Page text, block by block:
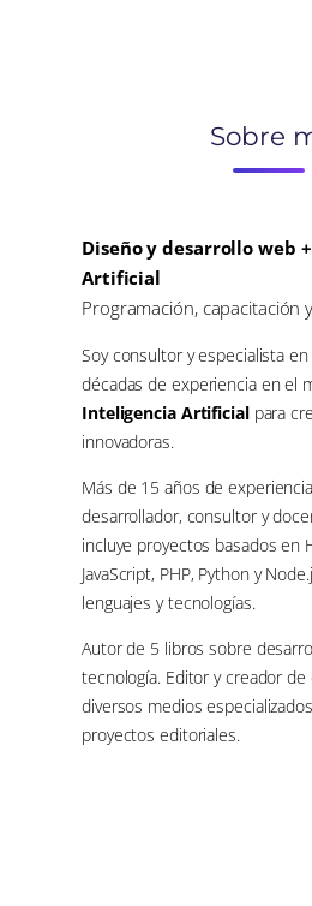
Sobre
Diseño y desarrollo web
Artificial
Programación, capacitación
Soy consultor y especialista
décadas de experiencia en el
Inteligencia Artificialpara
innovadoras.
Más de 15 años de
desarrollador, consultor y
incluye proyectos basados en
JavaScript, PHP, Python y
lenguajes y tecnologías.
Autor de 5 libros sobre
tecnología. Editor y creador
diversos medios
proyectos editoriales.